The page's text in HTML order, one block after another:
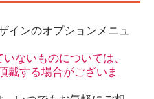
インのオプションメニュ
ないものについては、
戴する場合がございま